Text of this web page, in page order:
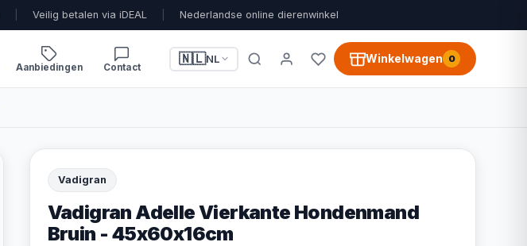
Veilig betalen via iDEAL Nederlandse online dierenwinkel
Aanbiedingen Contact
🇳🇱NL Winkelwagen 0
Vadigran
Vadigran Adelle Vierkante Hondenmand
Bruin - 45x60x16cm